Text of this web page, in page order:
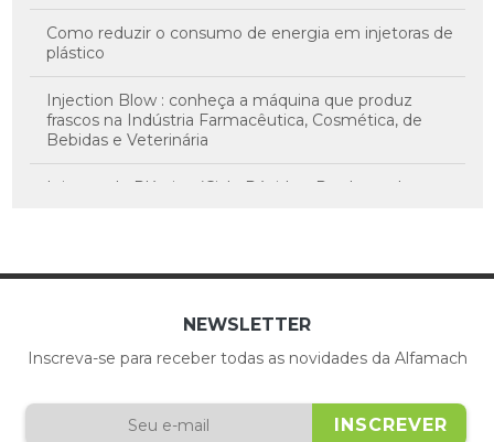
Como reduzir o consumo de energia em injetoras de
plástico
Injection Blow : conheça a máquina que produz
frascos na Indústria Farmacêutica, Cosmética, de
Bebidas e Veterinária
Injetora de Plástico (Ciclo Rápido – Produtos de
força, precisão e eficiência
Injetora elétrica de micro precisão Yizumi Série FF-M
para a Sua Produção?
NEWSLETTER
Inscreva-se para receber todas as novidades da Alfamach